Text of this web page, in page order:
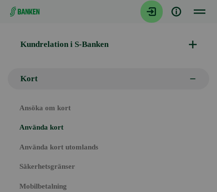
Gå direkt till innehållet
Kundrelation i S-Banken
Kort
Ansöka om kort
Använda kort
Använda kort utomlands
Säkerhetsgränser
Mobilbetalning